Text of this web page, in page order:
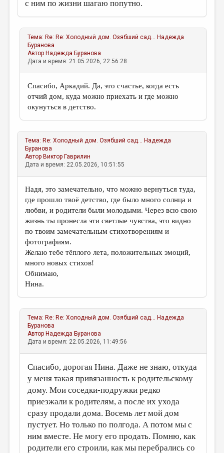
с ним по жизни шагаю попутно.
Тема: Re: Re: Холодный дом. Озябший сад... Надежда
Буранова
Автор Надежда Буранова
Дата и время: 21.05.2026, 22:56:28
Спасибо, Аркадий. Да, это счастье, когда есть
отчий дом, куда можно приехать и где можно
окунуться в детство.
Тема: Re: Холодный дом. Озябший сад... Надежда
Буранова
Автор Виктор Гаврилин
Дата и время: 22.05.2026, 10:51:55
Надя, это замечательно, что можно вернуться туда,
где прошло твоё детство, где было много солнца и
любви, и родители были молодыми. Через всю свою
жизнь ты пронесла эти светлые чувства, это видно
по твоим замечательным стихотворениям и
фотографиям.
Желаю тебе тёплого лета, положительных эмоций,
много новых стихов!
Обнимаю,
Нина.
Тема: Re: Re: Холодный дом. Озябший сад... Надежда
Буранова
Автор Надежда Буранова
Дата и время: 22.05.2026, 11:49:56
Спасибо, дорогая Нина. Даже не знаю, откуда
у меня такая привязанность к родительскому
дому. Мои соседки-подружки редко
приезжали к родителям, а после их ухода
сразу продали дома. Восемь лет мой дом
пустует. Но только по полгода. А потом мы с
ним вместе. Не могу его продать. Помню, как
родители его строили, как мы перебрались со